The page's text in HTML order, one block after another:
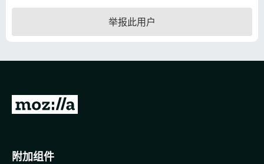
加
组
举报此用户
转
o
附加组件